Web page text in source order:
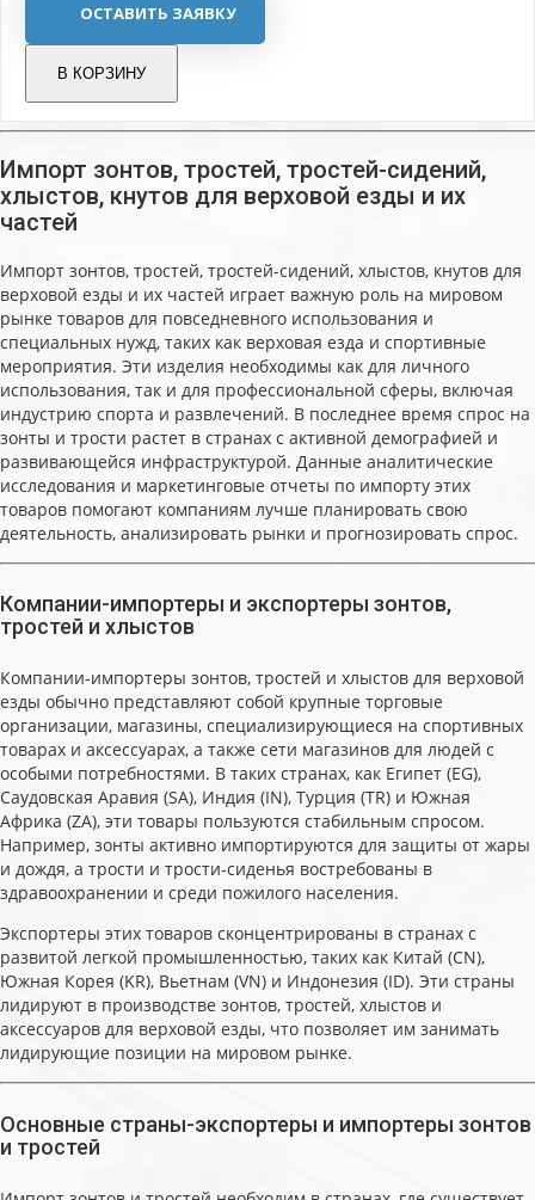
ОСТАВИТЬ ЗАЯВКУ
В КОРЗИНУ
Импорт зонтов, тростей, тростей-сидений,
хлыстов, кнутов для верховой езды и их
частей
Импорт зонтов, тростей, тростей-сидений, хлыстов, кнутов для
верховой езды и их частей играет важную роль на мировом
рынке товаров для повседневного использования и
специальных нужд, таких как верховая езда и спортивные
мероприятия. Эти изделия необходимы как для личного
использования, так и для профессиональной сферы, включая
индустрию спорта и развлечений. В последнее время спрос на
зонты и трости растет в странах с активной демографией и
развивающейся инфраструктурой. Данные аналитические
исследования и маркетинговые отчеты по импорту этих
товаров помогают компаниям лучше планировать свою
деятельность, анализировать рынки и прогнозировать спрос.
Компании-импортеры и экспортеры зонтов,
тростей и хлыстов
Компании-импортеры зонтов, тростей и хлыстов для верховой
езды обычно представляют собой крупные торговые
организации, магазины, специализирующиеся на спортивных
товарах и аксессуарах, а также сети магазинов для людей с
особыми потребностями. В таких странах, как Египет (EG),
Саудовская Аравия (SA), Индия (IN), Турция (TR) и Южная
Африка (ZA), эти товары пользуются стабильным спросом.
Например, зонты активно импортируются для защиты от жары
и дождя, а трости и трости-сиденья востребованы в
здравоохранении и среди пожилого населения.
Экспортеры этих товаров сконцентрированы в странах с
развитой легкой промышленностью, таких как Китай (CN),
Южная Корея (KR), Вьетнам (VN) и Индонезия (ID). Эти страны
лидируют в производстве зонтов, тростей, хлыстов и
аксессуаров для верховой езды, что позволяет им занимать
лидирующие позиции на мировом рынке.
Основные страны-экспортеры и импортеры зонтов
и тростей